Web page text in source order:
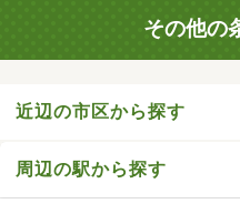
その他の
近辺の市区から探す
周辺の駅から探す